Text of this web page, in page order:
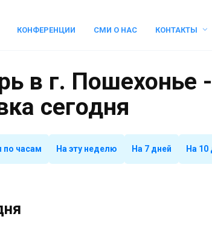
КОНФЕРЕНЦИИ СМИ О НАС КОНТАКТЫ
в г. Пошехонье -
сегодня
по часам На эту неделю На 7 дней На 10